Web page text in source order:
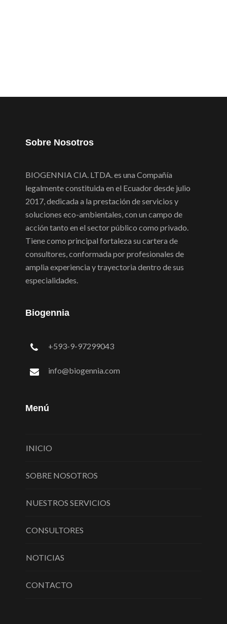
Sobre Nosotros
BIOGENNIA CIA. LTDA. es una Compañía
legalmente constituida en el Ecuador desde julio
2017, dedicada a la prestación de servicios y
soluciones eco-ambientales, con un campo de
acción tanto en el sector público como privado.
Tiene como principal fortaleza su cartera de
consultores, conformada por profesionales de
amplia experiencia y trayectoria dentro de sus
especialidades.
Biogennia
+593-9-97299043
info@biogennia.com
Menú
INICIO
SOBRE NOSOTROS
NUESTROS SERVICIOS
CONSULTORES
NOTICIAS
CONTACTO